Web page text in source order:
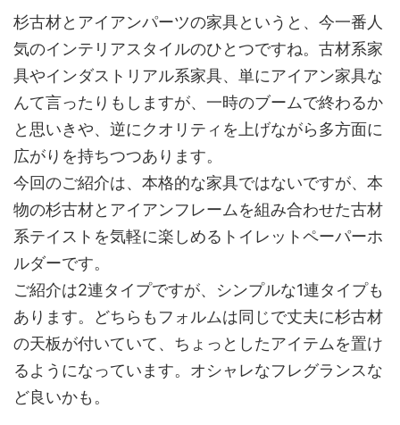
杉古材とアイアンパーツの家具というと、今一番人
気のインテリアスタイルのひとつですね。古材系家
具やインダストリアル系家具、単にアイアン家具な
んて言ったりもしますが、一時のブームで終わるか
と思いきや、逆にクオリティを上げながら多方面に
広がりを持ちつつあります。
今回のご紹介は、本格的な家具ではないですが、本
物の杉古材とアイアンフレームを組み合わせた古材
系テイストを気軽に楽しめるトイレットペーパーホ
ルダーです。
ご紹介は2連タイプですが、シンプルな1連タイプも
あります。どちらもフォルムは同じで丈夫に杉古材
の天板が付いていて、ちょっとしたアイテムを置け
るようになっています。オシャレなフレグランスな
ど良いかも。